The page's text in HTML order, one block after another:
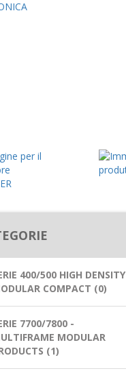
400/500 HIGH DENSITY
COMPACT (0)
7700/7800 -
MODULAR
(1)